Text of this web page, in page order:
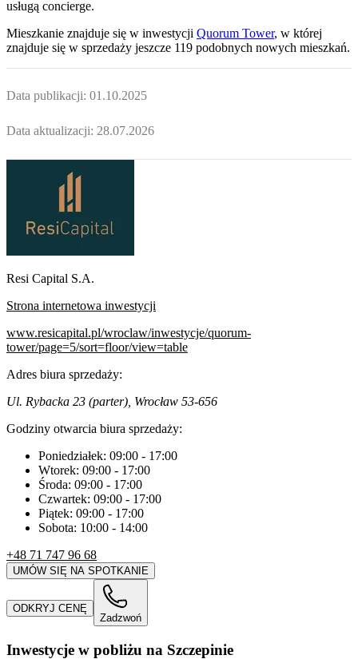
usługą concierge.
Mieszkanie znajduje się w inwestycji Quorum Tower, w której
znajduje się w sprzedaży jeszcze 119 podobnych nowych mieszkań.
Data publikacji: 01.10.2025
Data aktualizacji: 28.07.2026
Resi Capital S.A.
Strona internetowa inwestycji
www.resicapital.pl/wroclaw/inwestycje/quorum-
tower/page=5/sort=floor/view=table
Adres biura sprzedaży:
Ul. Rybacka 23 (parter), Wrocław 53-656
Godziny otwarcia biura sprzedaży:
Poniedziałek: 09:00 - 17:00
Wtorek: 09:00 - 17:00
Środa: 09:00 - 17:00
Czwartek: 09:00 - 17:00
Piątek: 09:00 - 17:00
Sobota: 10:00 - 14:00
+48 71 747 96 68
UMÓW SIĘ NA SPOTKANIE
ODKRYJ CENĘ
Zadzwoń
Inwestycje w pobliżu na Szczepinie